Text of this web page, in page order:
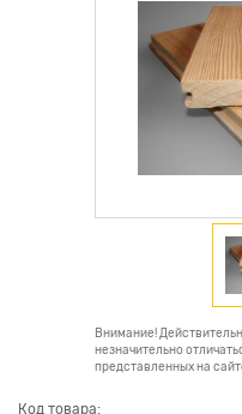
Внимание!
незначительно
представленных на
Код товара: